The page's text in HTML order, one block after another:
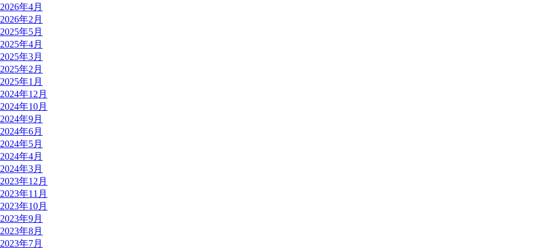
2026年4月
2026年2月
2025年5月
2025年4月
2025年3月
2025年2月
2025年1月
2024年12月
2024年10月
2024年9月
2024年6月
2024年5月
2024年4月
2024年3月
2023年12月
2023年11月
2023年10月
2023年9月
2023年8月
2023年7月